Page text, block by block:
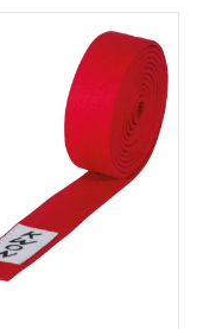
405,00 KM